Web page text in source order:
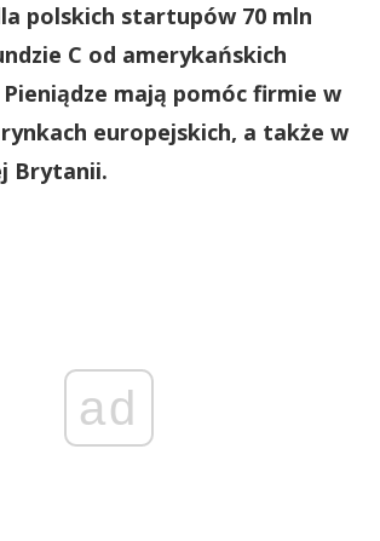
polskich startupów 70 mln
C od amerykańskich
mają pomóc firmie w
europejskich, a także w
Brytanii.
ad